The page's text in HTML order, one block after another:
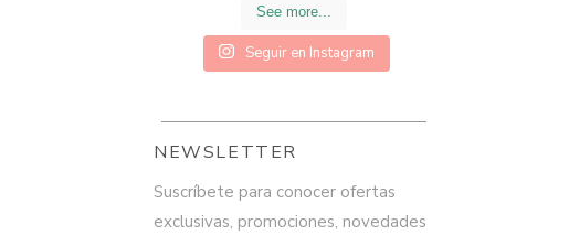
See more...
Seguir en Instagram
NEWSLETTER
Suscríbete para conocer ofertas
exclusivas, promociones, novedades